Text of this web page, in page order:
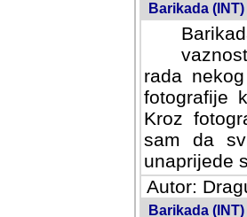
Barikada
rada
fotografije
svi
svoja
Autor:
Barikada